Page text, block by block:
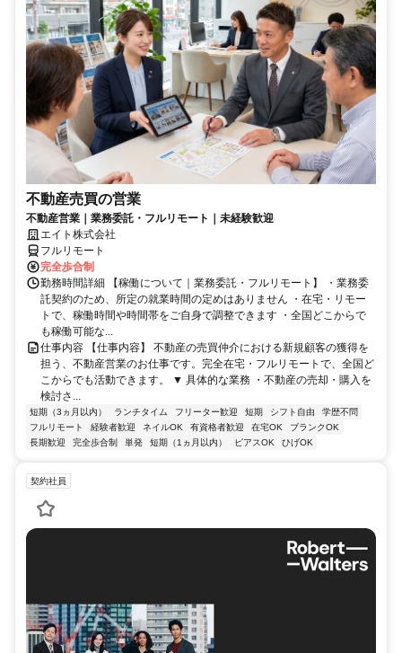
不動産売買の営業
不動産営業｜業務委託・フルリモート｜未経験歓迎
エイト株式会社
フルリモート
完全歩合制
勤務時間詳細 【稼働について｜業務委託・フルリモート】 ・業務委
託契約のため、所定の就業時間の定めはありません ・在宅・リモー
トで、稼働時間や時間帯をご自身で調整できます ・全国どこからで
も稼働可能な...
仕事内容 【仕事内容】 不動産の売買仲介における新規顧客の獲得を
担う、不動産営業のお仕事です。完全在宅・フルリモートで、全国ど
こからでも活動できます。 ▼ 具体的な業務 ・不動産の売却・購入を
検討さ...
短期（3ヵ月以内） ランチタイム フリーター歓迎 短期 シフト自由
学歴不問
フルリモート
経験者歓迎 ネイルOK 有資格者歓迎 在宅OK
ブランクOK
長期歓迎
完全歩合制 単発 短期（1ヵ月以内） ピアスOK ひげOK
契約社員